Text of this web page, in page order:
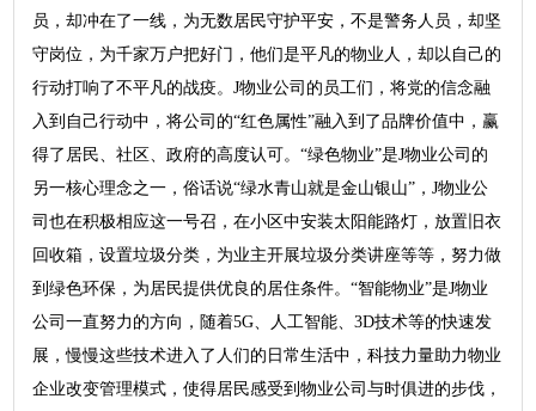
员，却冲在了一线，为无数居民守护平安，不是警务人员，却坚
守岗位，为千家万户把好门，他们是平凡的物业人，却以自己的
行动打响了不平凡的战疫。J物业公司的员工们，将党的信念融
入到自己行动中，将公司的“红色属性”融入到了品牌价值中，赢
得了居民、社区、政府的高度认可。“绿色物业”是J物业公司的
另一核心理念之一，俗话说“绿水青山就是金山银山”，J物业公
司也在积极相应这一号召，在小区中安装太阳能路灯，放置旧衣
回收箱，设置垃圾分类，为业主开展垃圾分类讲座等等，努力做
到绿色环保，为居民提供优良的居住条件。“智能物业”是J物业
公司一直努力的方向，随着5G、人工智能、3D技术等的快速发
展，慢慢这些技术进入了人们的日常生活中，科技力量助力物业
企业改变管理模式，使得居民感受到物业公司与时俱进的步伐，